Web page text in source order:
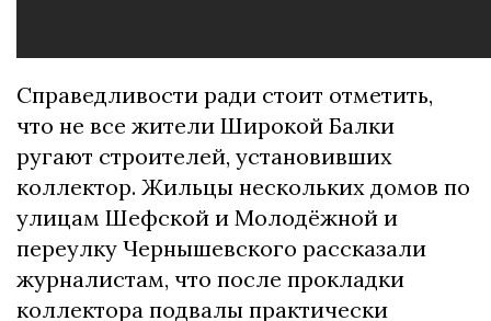
Справедливости ради стоит отметить,
что не все жители Широкой Балки
ругают строителей, установивших
коллектор. Жильцы нескольких домов по
улицам Шефской и Молодёжной и
переулку Чернышевского рассказали
журналистам, что после прокладки
коллектора подвалы практически